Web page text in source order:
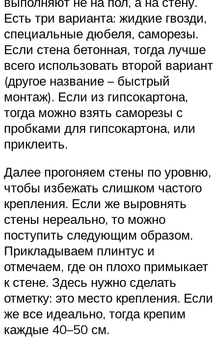
Есть три варианта: жидкие гвозди,
специальные дюбеля, саморезы.
Если стена бетонная, тогда лучше
всего использовать второй вариант
(другое название – быстрый
монтаж). Если из гипсокартона,
тогда можно взять саморезы с
пробками для гипсокартона, или
приклеить.
Далее прогоняем стены по уровню,
чтобы избежать слишком частого
крепления. Если же выровнять
стены нереально, то можно
поступить следующим образом.
Прикладываем плинтус и
отмечаем, где он плохо примыкает
к стене. Здесь нужно сделать
отметку: это место крепления. Если
же все идеально, тогда крепим
каждые 40–50 см.